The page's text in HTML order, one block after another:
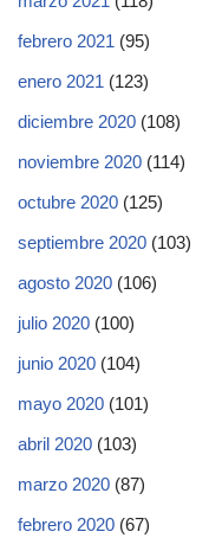
febrero 2021 (95)
enero 2021 (123)
diciembre 2020 (108)
noviembre 2020 (114)
octubre 2020 (125)
septiembre 2020 (103)
agosto 2020 (106)
julio 2020 (100)
junio 2020 (104)
mayo 2020 (101)
abril 2020 (103)
marzo 2020 (87)
febrero 2020 (67)